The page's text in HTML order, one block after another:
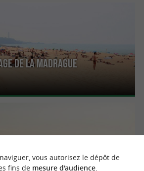
de la Madrague
Plage de l'Océanvous autorisez le dépôt de
fins de mesure d'audience.